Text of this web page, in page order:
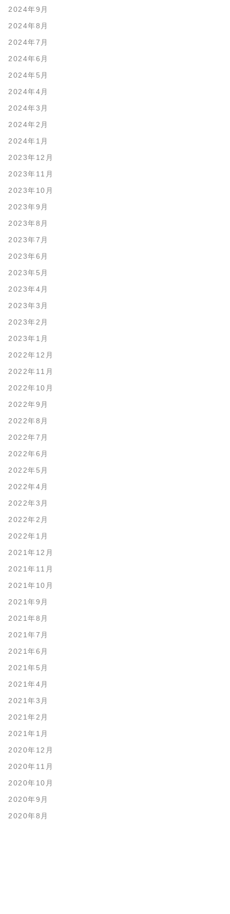
2024年9月
2024年8月
2024年7月
2024年6月
2024年5月
2024年4月
2024年3月
2024年2月
2024年1月
2023年12月
2023年11月
2023年10月
2023年9月
2023年8月
2023年7月
2023年6月
2023年5月
2023年4月
2023年3月
2023年2月
2023年1月
2022年12月
2022年11月
2022年10月
2022年9月
2022年8月
2022年7月
2022年6月
2022年5月
2022年4月
2022年3月
2022年2月
2022年1月
2021年12月
2021年11月
2021年10月
2021年9月
2021年8月
2021年7月
2021年6月
2021年5月
2021年4月
2021年3月
2021年2月
2021年1月
2020年12月
2020年11月
2020年10月
2020年9月
2020年8月